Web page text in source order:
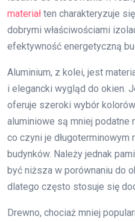
materiał ten charakteryzuje
dobrymi właściwościami
efektywność energetyczną
Aluminium, z kolei, jest
i elegancki wygląd do okien.
oferuje szeroki wybór
aluminiowe są mniej podatne
co czyni je
budynków. Należy jednak
być niższa w porównaniu do
dlatego często stosuje się
Drewno, chociaż mniej